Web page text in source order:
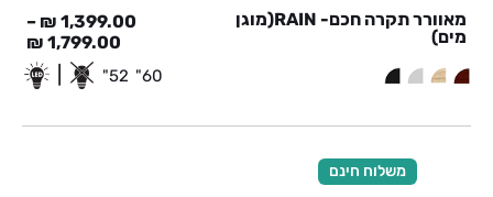
מאוורר תקרה חכם- RAIN(מוגן
מים)
1,399.00
₪
–
1,799.00
₪
60"
52"
משלוח חינם